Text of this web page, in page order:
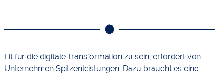
Fit für die digitale Transformation zu sein, erfordert von
Unternehmen Spitzenleistungen. Dazu braucht es eine